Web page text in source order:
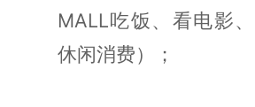
MALL吃饭、看电影
休闲消费）；